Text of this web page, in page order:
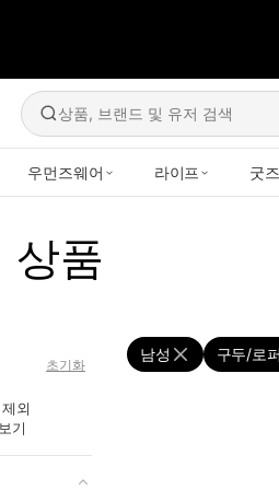
상품, 브랜드 및 유저 검색
우먼즈웨어 라이프 굿즈
상품
초기화
외
기
남성 구두/로퍼